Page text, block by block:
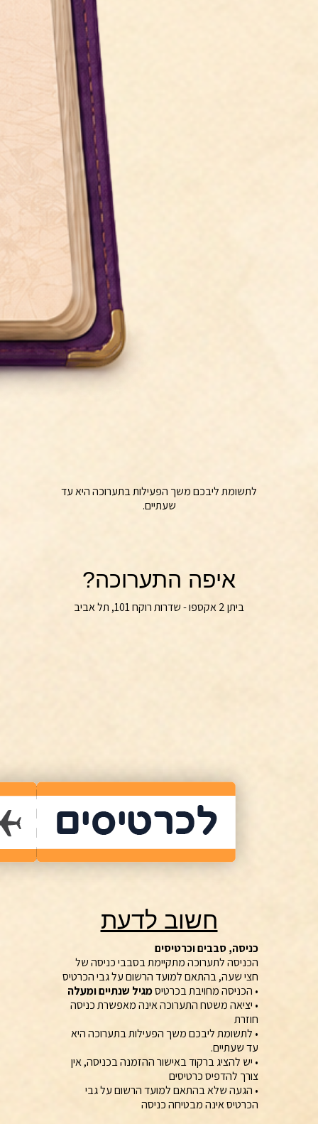
לתשומת ליבכם משך הפעילות בתערוכה היא עד
שעתיים.
איפה התערוכה?
ביתן 2 אקספו - שדרות רוקח 101, תל אביב
חשוב לדעת
כניסה, סבבים וכרטיסים
הכניסה לתערוכה מתקיימת בסבבי כניסה של
חצי שעה, בהתאם למועד הרשום על גבי הכרטיס
• הכניסה מחויבת בכרטיסמגיל שנתיים ומעלה
• יציאה משטח התערוכה אינה מאפשרת כניסה
חוזרת
• לתשומת ליבכם משך הפעילות בתערוכה היא
עד שעתיים.
• יש להציג ברקוד באישור ההזמנה בכניסה, אין
צורך להדפיס כרטיסים
• הגעה שלא בהתאם למועד הרשום על גבי
הכרטיס אינה מבטיחה כניסה